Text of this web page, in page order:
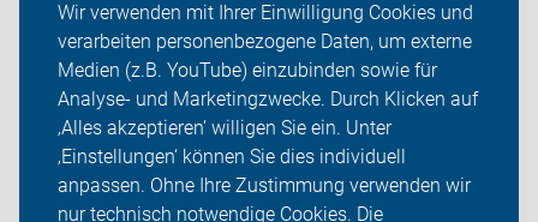
Wir verwenden mit Ihrer Einwilligung Cookies und
verarbeiten personenbezogene Daten, um externe
Medien (z.B. YouTube) einzubinden sowie für
Analyse- und Marketingzwecke. Durch Klicken auf
‚Alles akzeptieren‘ willigen Sie ein. Unter
‚Einstellungen‘ können Sie dies individuell
anpassen. Ohne Ihre Zustimmung verwenden wir
nur technisch notwendige Cookies. Die
ADFC Schwäbisch Hall
Sei dabei
Presse
Login